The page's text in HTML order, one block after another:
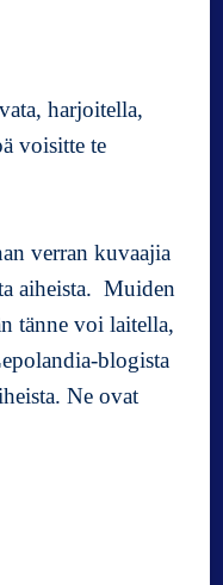
harjoitella,
voisitte te
verran kuvaajia
aiheista. Muiden
tänne voi laitella,
blogista
Ne ovat